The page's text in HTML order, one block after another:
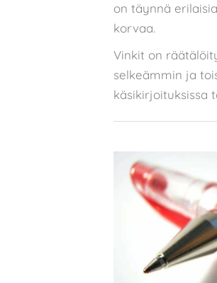
on täynnä erilaisia
korvaa.
Vinkit on
selkeämmin ja
käsikirjoituksissa